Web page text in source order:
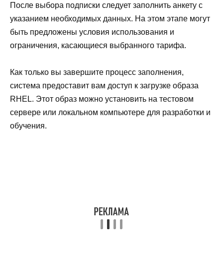
После выбора подписки следует заполнить анкету с
указанием необходимых данных. На этом этапе могут
быть предложены условия использования и
ограничения, касающиеся выбранного тарифа.
Как только вы завершите процесс заполнения,
система предоставит вам доступ к загрузке образа
RHEL. Этот образ можно установить на тестовом
сервере или локальном компьютере для разработки и
обучения.